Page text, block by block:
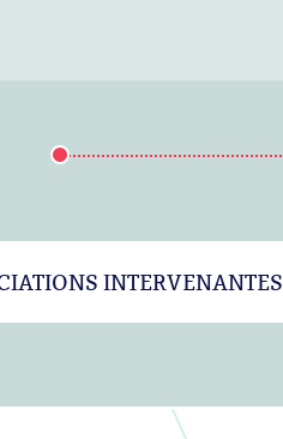
INTERVENANTES